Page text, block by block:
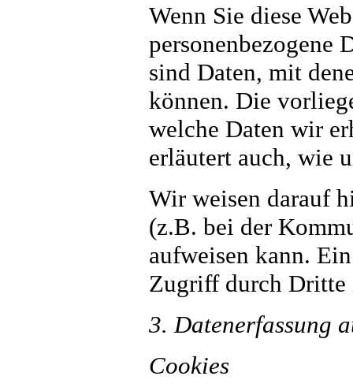
Wenn Sie diese
personenbezogene
sind Daten, mit
können. Die
welche Daten wir
erläutert auch, wie
Wir weisen darauf
(z.B. bei der
aufweisen kann.
Zugriff durch
3. Datenerfassung
Cookies